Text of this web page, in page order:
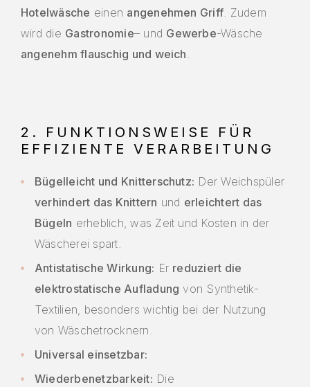
Hotelwäsche einen angenehmen Griff. Zudem
wird die Gastronomie– und Gewerbe-Wäsche
angenehm flauschig und weich.
2. FUNKTIONSWEISE FÜR
EFFIZIENTE VERARBEITUNG
Bügelleicht und Knitterschutz: Der Weichspüler
verhindert das Knittern und erleichtert das
Bügeln erheblich, was Zeit und Kosten in der
Wäscherei spart.
Antistatische Wirkung: Er reduziert die
elektrostatische Aufladung von Synthetik-
Textilien, besonders wichtig bei der Nutzung
von Wäschetrocknern.
Universal einsetzbar:
Wiederbenetzbarkeit: Die